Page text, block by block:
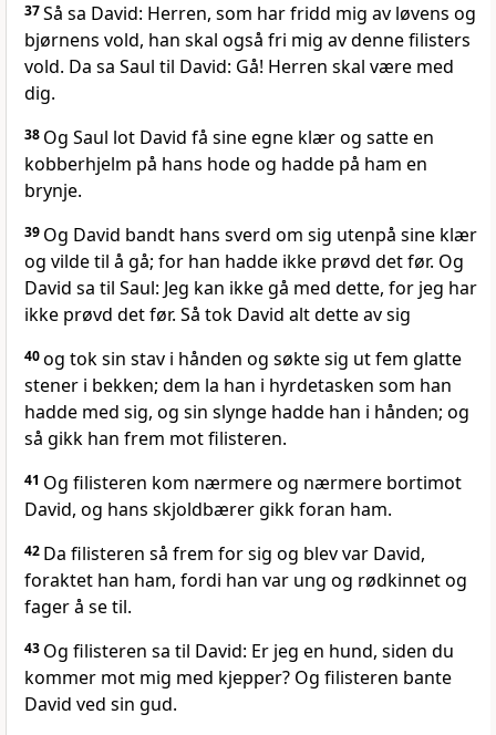
37Så sa David: Herren, som har fridd mig av løvens og
bjørnens vold, han skal også fri mig av denne filisters
vold. Da sa Saul til David: Gå! Herren skal være med
dig.
38 Og Saul lot David få sine egne klær og satte en
kobberhjelm på hans hode og hadde på ham en
brynje.
39 Og David bandt hans sverd om sig utenpå sine klær
og vilde til å gå; for han hadde ikke prøvd det før. Og
David sa til Saul: Jeg kan ikke gå med dette, for jeg har
ikke prøvd det før. Så tok David alt dette av sig
40og tok sin stav i hånden og søkte sig ut fem glatte
stener i bekken; dem la han i hyrdetasken som han
hadde med sig, og sin slynge hadde han i hånden; og
så gikk han frem mot filisteren.
41 Og filisteren kom nærmere og nærmere bortimot
David, og hans skjoldbærer gikk foran ham.
42 Da filisteren så frem for sig og blev var David,
foraktet han ham, fordi han var ung og rødkinnet og
fager å se til.
43 Og filisteren sa til David: Er jeg en hund, siden du
kommer mot mig med kjepper? Og filisteren bante
David ved sin gud.